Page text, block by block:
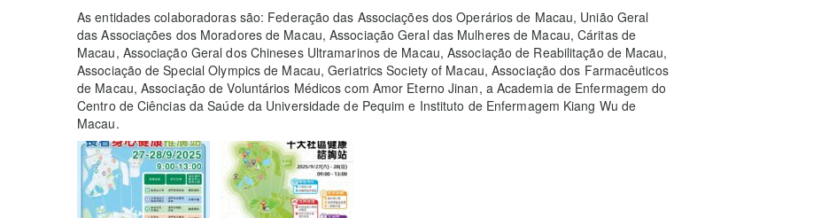
As entidades colaboradoras são: Federação das Associações dos Operários de Macau, União Geral
das Associações dos Moradores de Macau, Associação Geral das Mulheres de Macau, Cáritas de
Macau, Associação Geral dos Chineses Ultramarinos de Macau, Associação de Reabilitação de Macau,
Associação de Special Olympics de Macau, Geriatrics Society of Macau, Associação dos Farmacêuticos
de Macau, Associação de Voluntários Médicos com Amor Eterno Jinan, a Academia de Enfermagem do
Centro de Ciências da Saúde da Universidade de Pequim e Instituto de Enfermagem Kiang Wu de
Macau.